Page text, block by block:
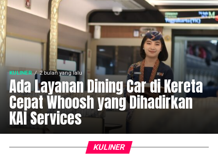
KULINER 2 bulan yang lalu
Ada Layanan Dining Car di Kereta
Cepat Whoosh yang Dihadirkan
KAI Services
KULINER